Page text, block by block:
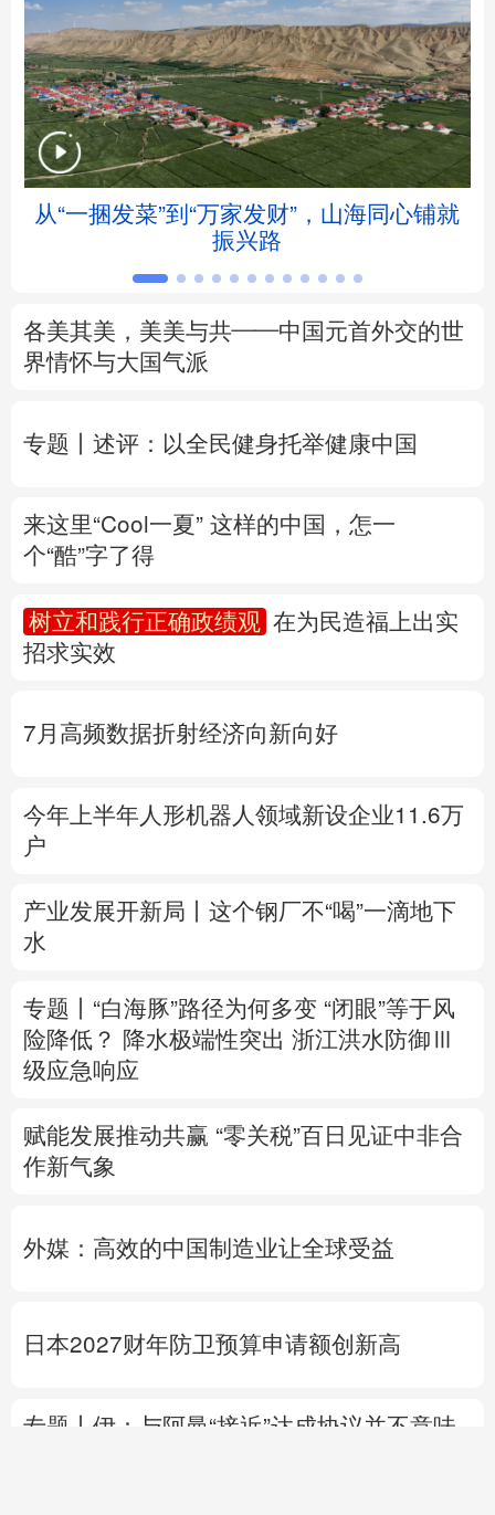
地方频道
北京 天津 河北 山西
辽宁 吉林 上海 江苏
浙江 安徽 福建 江西
四川 贵州
多语种频道
English Español Français عربى
Deutsch Português
从“一捆发菜”到“万家发财”，山海同心铺就
振兴路
各美其美，美美与共——中国元首外交的世
界情怀与大国气派
专题丨 述评：以全民健身托举健康中国
来这里“Cool一夏” 这样的中国，怎一
个“酷”字了得
树立和践行正确政绩观
在为民造福上出实
招求实效
7月高频数据折射经济向新向好
今年上半年人形机器人领域新设企业11.6万
户
产业发展开新局丨 这个钢厂不“喝”一滴地下
水
专题丨 “白海豚”路径为何多变 “闭眼”等于风
险降低？
降水极端性突出 浙江洪水防御Ⅲ
级应急响应
赋能发展推动共赢 “零关税”百日见证中非合
作新气象
外媒：高效的中国制造业让全球受益
日本2027财年防卫预算申请额创新高
专题丨 伊：与阿曼“接近”达成协议并不意味